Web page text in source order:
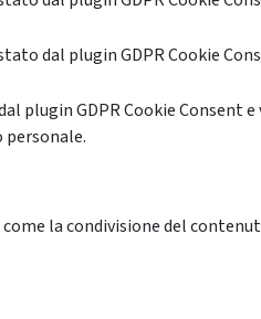
dal plugin GDPR Cookie
plugin GDPR Cookie
la condivisione del